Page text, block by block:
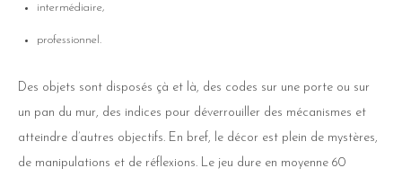
intermédiaire,
professionnel.
Des objets sont disposés çà et là, des codes sur une porte ou sur
un pan du mur, des indices pour déverrouiller des mécanismes et
atteindre d’autres objectifs. En bref, le décor est plein de mystères,
de manipulations et de réflexions. Le jeu dure en moyenne 60